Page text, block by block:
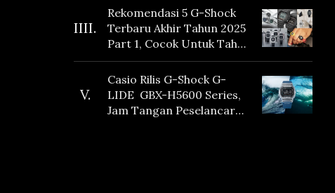
dan Fitur Vibration
IIII.
Rekomendasi 5 G-Shock
Terbaru Akhir Tahun 2025
Part 1, Cocok Untuk Tahun
Baru!
V.
Casio Rilis G-Shock G-
LIDE GBX-H5600 Series,
Jam Tangan Peselancar